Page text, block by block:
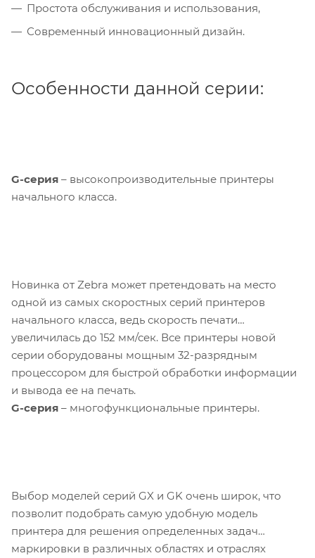
Простота обслуживания и использования,
Современный инновационный дизайн.
Особенности данной серии:
G-серия – высокопроизводительные принтеры
начального класса.
Новинка от Zebra может претендовать на место
одной из самых скоростных серий принтеров
начального класса, ведь скорость печати
увеличилась до 152 мм/сек. Все принтеры новой
серии оборудованы мощным 32-разрядным
процессором для быстрой обработки информации
и вывода ее на печать.
G-серия – многофункциональные принтеры.
Выбор моделей серий GX и GK очень широк, что
позволит подобрать самую удобную модель
принтера для решения определенных задач
маркировки в различных областях и отраслях